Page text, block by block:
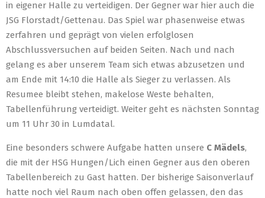
in eigener Halle zu verteidigen. Der Gegner war hier auch die
JSG Florstadt/Gettenau. Das Spiel war phasenweise etwas
zerfahren und geprägt von vielen erfolglosen
Abschlussversuchen auf beiden Seiten. Nach und nach
gelang es aber unserem Team sich etwas abzusetzen und
am Ende mit 14:10 die Halle als Sieger zu verlassen. Als
Resumee bleibt stehen, makelose Weste behalten,
Tabellenführung verteidigt. Weiter geht es nächsten Sonntag
um 11 Uhr 30 in Lumdatal.
Eine besonders schwere Aufgabe hatten unsere C Mädels,
die mit der HSG Hungen/Lich einen Gegner aus den oberen
Tabellenbereich zu Gast hatten. Der bisherige Saisonverlauf
hatte noch viel Raum nach oben offen gelassen, den das